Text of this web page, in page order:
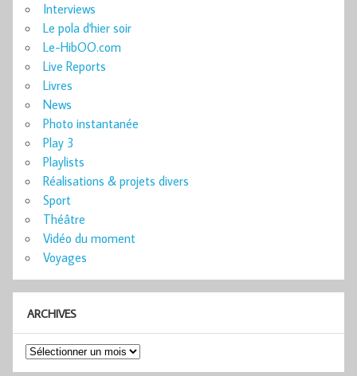
Interviews
Le pola d'hier soir
Le-HibOO.com
Live Reports
Livres
News
Photo instantanée
Play 3
Playlists
Réalisations & projets divers
Sport
Théâtre
Vidéo du moment
Voyages
ARCHIVES
Archives